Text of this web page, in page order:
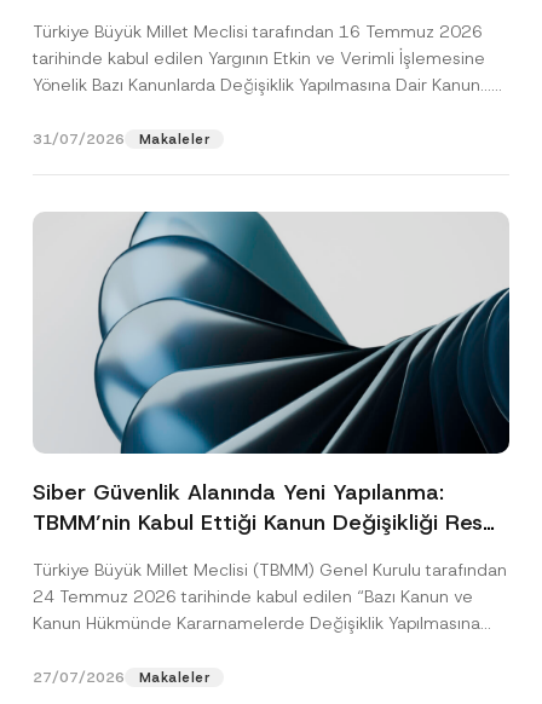
Türkiye Büyük Millet Meclisi tarafından 16 Temmuz 2026
tarihinde kabul edilen Yargının Etkin ve Verimli İşlemesine
Yönelik Bazı Kanunlarda Değişiklik Yapılmasına Dair Kanun...
31/07/2026 Makaleler
Siber Güvenlik Alanında Yeni Yapılanma:
TBMM’nin Kabul Ettiği Kanun Değişikliği Resmî
Türkiye Büyük Millet Meclisi (TBMM) Genel Kurulu tarafından
24 Temmuz 2026 tarihinde kabul edilen “Bazı Kanun ve
Kanun Hükmünde Kararnamelerde Değişiklik Yapılmasına
27/07/2026 Makaleler